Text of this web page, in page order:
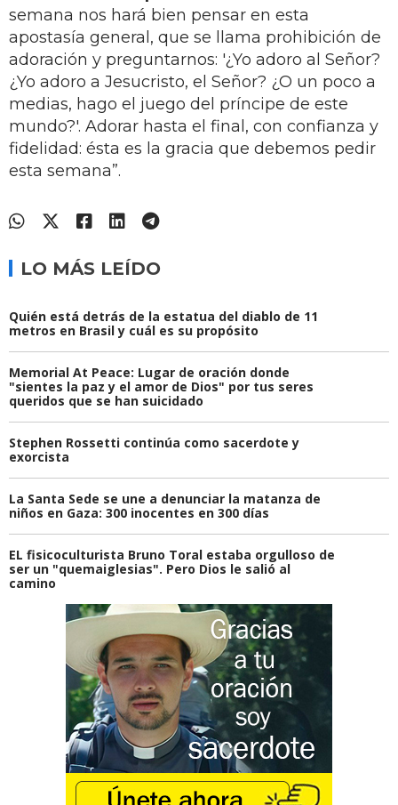
semana nos hará bien pensar en esta
apostasía general, que se llama prohibición de
adoración y preguntarnos: '¿Yo adoro al Señor?
¿Yo adoro a Jesucristo, el Señor? ¿O un poco a
medias, hago el juego del príncipe de este
mundo?'. Adorar hasta el final, con confianza y
fidelidad: ésta es la gracia que debemos pedir
esta semana”.
LO MÁS LEÍDO
Quién está detrás de la estatua del diablo de 11
metros en Brasil y cuál es su propósito
Memorial At Peace: Lugar de oración donde
"sientes la paz y el amor de Dios" por tus seres
queridos que se han suicidado
Stephen Rossetti continúa como sacerdote y
exorcista
La Santa Sede se une a denunciar la matanza de
niños en Gaza: 300 inocentes en 300 días
EL fisicoculturista Bruno Toral estaba orgulloso de
ser un "quemaiglesias". Pero Dios le salió al
camino